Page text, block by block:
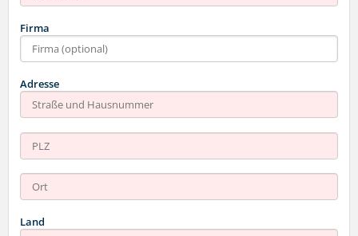
Firma
Adresse
Land